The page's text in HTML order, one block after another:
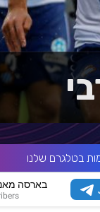
בטלגרם שלנו